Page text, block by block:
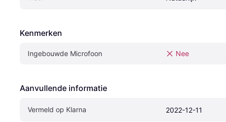
Kenmerken
Ingebouwde Microfoon Nee
Aanvullende informatie
Vermeld op Klarna 2022-12-11